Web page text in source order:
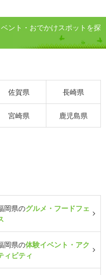
ント・おでかけスポットを探
佐賀県 長崎県
宮崎県 鹿児島県
岡県のグルメ・フードフェ
岡県の体験イベント・アク
ィビティ